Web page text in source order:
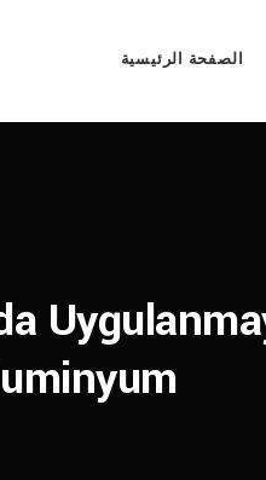
الصفحة الرئيسية